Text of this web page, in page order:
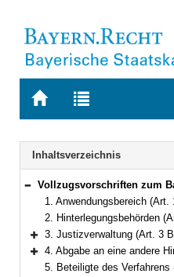
Zur
BAYERN.RECHT
Zur
letzten
Suche
Navigation
Inhaltsverzeichnis
Bereich reduzieren
Vollzugsvorschriften zum
1. Anwendungsbereich (Art.
2. Hinterlegungsbehörden
Bereich erweitern
3. Justizverwaltung (Art. 3
Bereich erweitern
4. Abgabe an eine andere
5. Beteiligte des